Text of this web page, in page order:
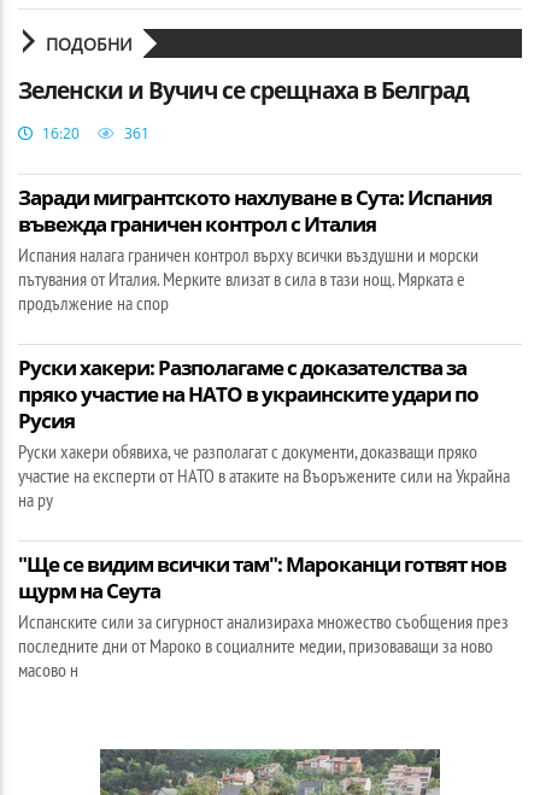
ПОДОБНИ
Зеленски и Вучич се срещнаха в Белград
16:20 361
Заради мигрантското нахлуване в Сута: Испания
въвежда граничен контрол с Италия
Испания налага граничен контрол върху всички въздушни и морски
пътувания от Италия. Мерките влизат в сила в тази нощ. Мярката е
продължение на спор
Руски хакери: Разполагаме с доказателства за
пряко участие на НАТО в украинските удари по
Русия
Руски хакери обявиха, че разполагат с документи, доказващи пряко
участие на експерти от НАТО в атаките на Въоръжените сили на Украйна
на ру
"Ще се видим всички там": Мароканци готвят нов
щурм на Сеута
Испанските сили за сигурност анализираха множество съобщения през
последните дни от Мароко в социалните медии, призоваващи за ново
масово н